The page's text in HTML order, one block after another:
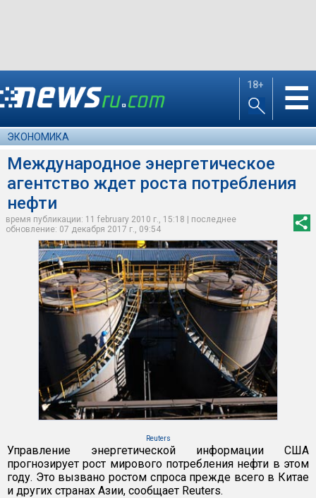
18+ ☰
ЭКОНОМИКА
Международное энергетическое
агентство ждет роста потребления
нефти
время публикации: 11 february 2010 г., 15:18 | последнее
обновление: 07 декабря 2017 г., 09:54
Reuters
Управление энергетической информации США
прогнозирует рост мирового потребления нефти в этом
году. Это вызвано ростом спроса прежде всего в Китае
и других странах Азии, сообщает Reuters.